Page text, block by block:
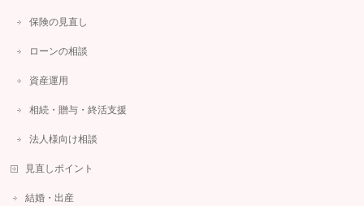
保険の見直し
ローンの相談
資産運用
相続・贈与・終活支援
法人様向け相談
見直しポイント
結婚・出産